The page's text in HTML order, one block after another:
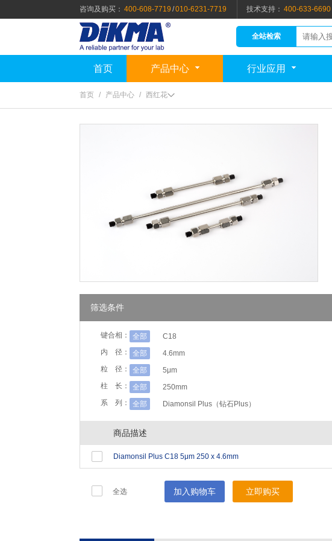
咨询及购买： 400-608-7719 /010-6231-7719 技术支持： 400-633-6690
全站检索
首页 产品中心 行业应用
首页 / 产品中心 / 西红花
筛选条件
键合相： 全部
C18
内 径：
全部
4.6mm
粒 径：
全部
5μm
柱 长：
全部
250mm
系 列：
全部 Diamonsil Plus（钻石Plus）
商品描述
Diamonsil Plus C18 5μm 250 x 4.6mm
全选 加入购物车 立即购买